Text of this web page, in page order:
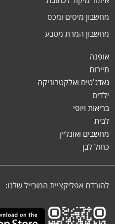
מחשבון מיסים ומכס
מחשבון המרת מטבע
אופנה
תיירות
גאדג'טים ואלקטרוניקה
ילדים
בריאות ויופי
לבית
מחשבים ואונליין
כחול לבן
להורדת אפליקציית המובייל שלנו: